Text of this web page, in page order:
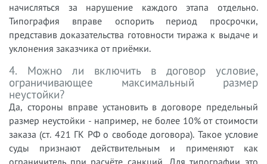
начисляться за нарушение каждого этапа отдельно.
Типография вправе оспорить период просрочки,
представив доказательства готовности тиража к выдаче и
уклонения заказчика от приёмки.
4. Можно ли включить в договор условие,
ограничивающее максимальный размер
неустойки?
Да, стороны вправе установить в договоре предельный
размер неустойки - например, не более 10% от стоимости
заказа (ст. 421 ГК РФ о свободе договора). Такое условие
суды признают действительным и применяют как
ограничитель при расчёте санкций. Для типографии это